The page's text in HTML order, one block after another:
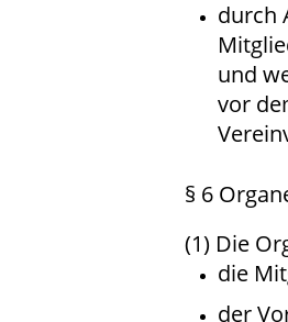
durch
und
vor
§ 6
(1) Die
die
der